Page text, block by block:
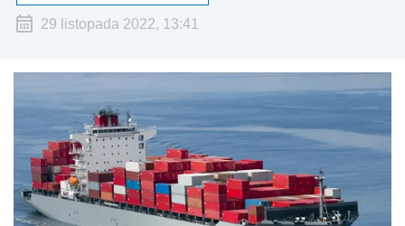
29 listopada 2022, 13:41